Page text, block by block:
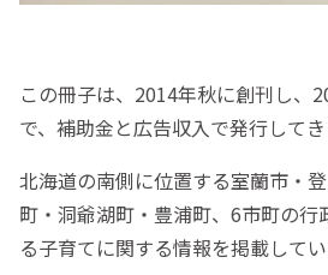
この冊子は、2014年秋に創刊し、
で、補助金と広告収入で発行してき
北海道の南側に位置する室蘭市・
町・洞爺湖町・豊浦町、6市町の行
る子育てに関する情報を掲載してい